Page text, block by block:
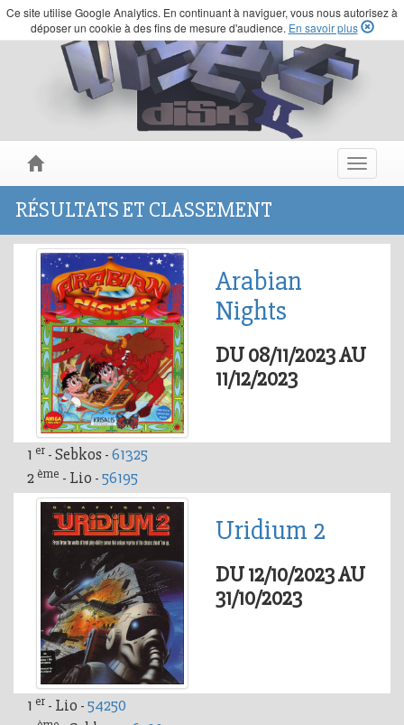
Ce site utilise Google Analytics. En continuant à naviguer, vous nous autorisez à
déposer un cookie à des fins de mesure d'audience. En savoir plus
Toggle
RÉSULTATS ET CLASSEMENT
Arabian
Nights
DU 08/11/2023 AU
11/12/2023
1 er - Sebkos -61325
2 ème - Lio -56195
Uridium 2
DU 12/10/2023 AU
31/10/2023
1 er - Lio -54250